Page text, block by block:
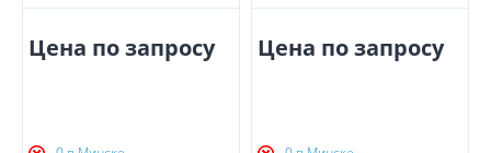
Цена по запросу Цена по запросу